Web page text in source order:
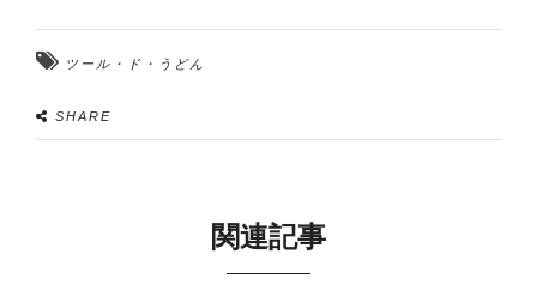
ツール・ド・うどん
SHARE
関連記事